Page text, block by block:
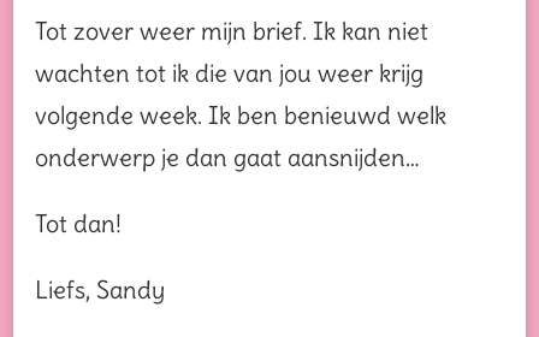
Tot zover weer mijn brief. Ik kan niet
wachten tot ik die van jou weer krijg
volgende week. Ik ben benieuwd welk
onderwerp je dan gaat aansnijden…
Tot dan!
Liefs, Sandy